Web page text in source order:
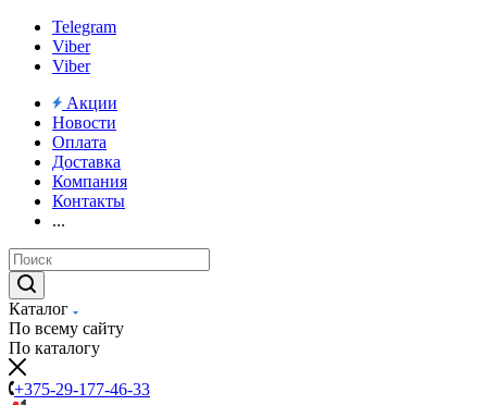
Telegram
Viber
Viber
Акции
Новости
Оплата
Доставка
Компания
Контакты
...
Каталог
По всему сайту
По каталогу
+375-29-177-46-33